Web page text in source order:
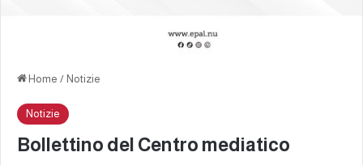
Home / Notizie
Notizie
Bollettino del Centro mediatico